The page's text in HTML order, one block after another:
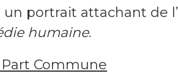
portrait attachant de
humaine.
Commune